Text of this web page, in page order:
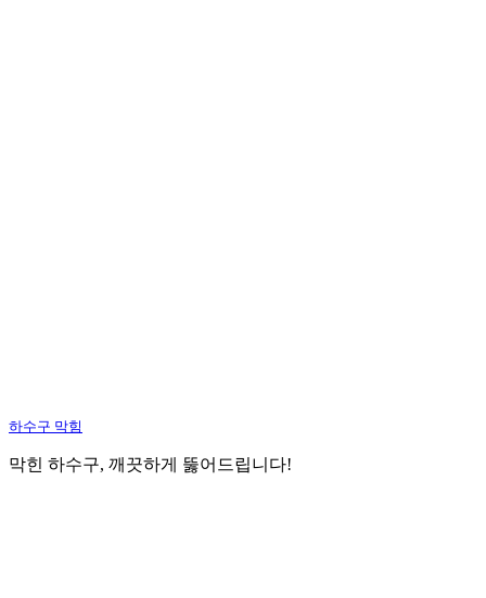
하수구 막힘
막힌 하수구, 깨끗하게 뚫어드립니다!